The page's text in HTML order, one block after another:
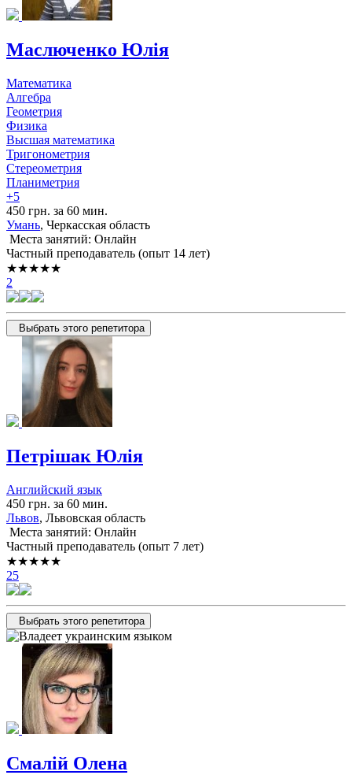
Маслюченко Юлія
Математика
Алгебра
Геометрия
Физика
Высшая математика
Тригонометрия
Стереометрия
Планиметрия
+5
450 грн. за 60 мин.
Умань, Черкасская область
Места занятий: Онлайн
Частный преподаватель (опыт 14 лет)
★★★★★
2
Выбрать этого репетитора
Петрішак Юлія
Английский язык
450 грн. за 60 мин.
Львов, Львовская область
Места занятий: Онлайн
Частный преподаватель (опыт 7 лет)
★★★★★
25
Выбрать этого репетитора
Смалій Олена